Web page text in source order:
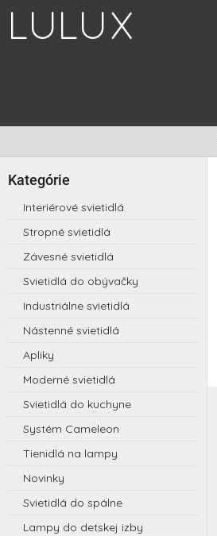
obsah
Preskočiť
Kategórie
Interiérové svietidlá
Stropné svietidlá
Závesné svietidlá
Svietidlá do obývačky
Industriálne svietidlá
Nástenné svietidlá
Apliky
Moderné svietidlá
Svietidlá do kuchyne
Systém Cameleon
Tienidlá na lampy
Novinky
Svietidlá do spálne
Lampy do detskej izby